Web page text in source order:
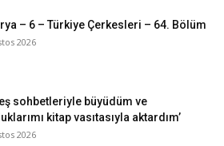
– 6 – Türkiye Çerkesleri – 64. Bölüm
2026
sohbetleriyle büyüdüm ve
kitap vasıtasıyla aktardım’
2026